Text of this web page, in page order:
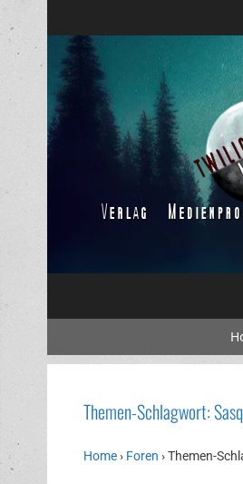
Inhalt
springen
Themen-Schlagwort:
Home› Foren ›Themen-